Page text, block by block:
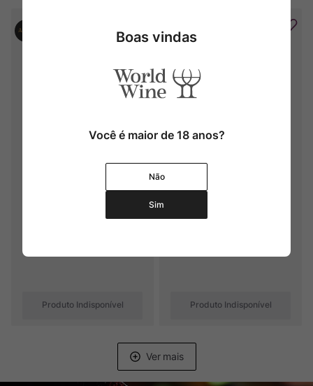
Produto Indisponível Produto Indisponível
Boas vindas
Você é maior de 18 anos?
Não
Sim